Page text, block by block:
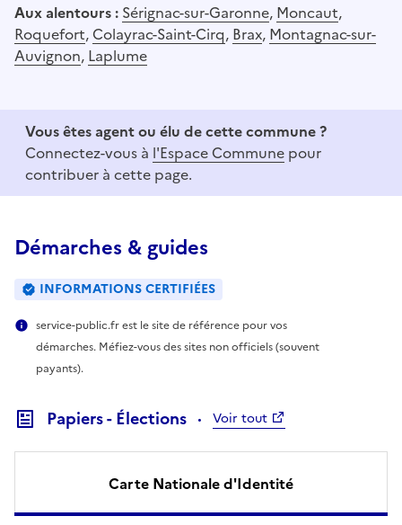
Aux alentours : Sérignac-sur-Garonne, Moncaut,
Roquefort, Colayrac-Saint-Cirq, Brax, Montagnac-sur-
Auvignon, Laplume
Vous êtes agent ou élu de cette commune ?
Connectez-vous à l'Espace Commune pour
contribuer à cette page.
Démarches & guides
INFORMATIONS CERTIFIÉES
service-public.fr est le site de référence pour vos
démarches. Méfiez-vous des sites non officiels (souvent
payants).
Papiers - Élections Voir tout
Carte Nationale d'Identité